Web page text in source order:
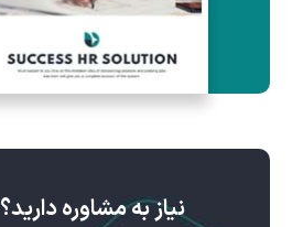
نیاز به مشاوره دارید؟